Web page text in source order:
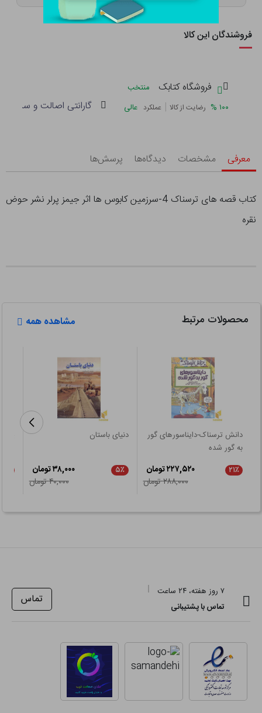
فروشندگان این کالا
فروشگاه کتابک
منتخب
۱۰۰ % رضایت از کالا | عملکرد عالی گارانتی اصالت و سلامت
معرفی مشخصات دیدگاه‌ها پرسش‌ها
کتاب قصه های ترسناک 4-سرزمین کابوس ها اثر جیمز پرلر نشر حوض
نقره
محصولات مرتبط مشاهده همه
دانش ترسناک-دایناسورهای گور
به گور شده
۲۱٪
۲۲۷,۵۲۰ تومان
۲۸۸,۰۰۰ تومان
دنیای باستان
۵٪
۳۸,۰۰۰ تومان
۴۰,۰۰۰ تومان
۷ روز هفته، ۲۴ ساعت
تماس با پشتیبانی
تماس